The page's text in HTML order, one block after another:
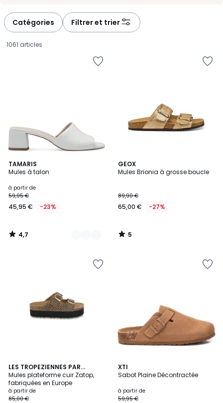
Catégories Filtrer et trier
1061 articles
TAMARIS
Mules à talon
Prix
à
partir
45,95
€
réduction
à partir de
59,95 €
45,95 € -23%
4,7
/ 5
5
Couleurs
4,7
/
GEOX
Mules Brionia à grosse boucle
89,90 €
65,00 € -27%
5
/
5
/
LES TROPEZIENNES PAR
M.BELARBI
Mules plateforme cuir Zatop,
fabriquées en Europe
à partir de
85,00 €
4
/
5
2
Couleurs
XTI
Sabot Plaine Décontractée
à partir de
59,95 €
7
Couleurs